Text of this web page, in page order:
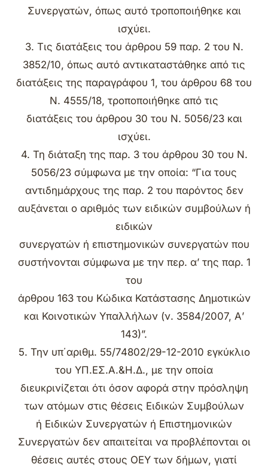
Συνεργατών, όπως αυτό τροποποιήθηκε και
ισχύει.
3. Τις διατάξεις του άρθρου 59 παρ. 2 του Ν.
3852/10, όπως αυτό αντικαταστάθηκε από τις
διατάξεις της παραγράφου 1, του άρθρου 68 του
Ν. 4555/18, τροποποιήθηκε από τις
διατάξεις του άρθρου 30 του Ν. 5056/23 και
ισχύει.
4. Τη διάταξη της παρ. 3 του άρθρου 30 του Ν.
5056/23 σύμφωνα με την οποία: “Για τους
αντιδημάρχους της παρ. 2 του παρόντος δεν
αυξάνεται ο αριθμός των ειδικών συμβούλων ή
ειδικών
συνεργατών ή επιστημονικών συνεργατών που
συστήνονται σύμφωνα με την περ. α’ της παρ. 1
του
άρθρου 163 του Κώδικα Κατάστασης Δημοτικών
και Κοινοτικών Υπαλλήλων (ν. 3584/2007, Α’
143)”.
5. Την υπ΄αριθμ. 55/74802/29-12-2010 εγκύκλιο
του ΥΠ.ΕΣ.Α.&Η.Δ., με την οποία
διευκρινίζεται ότι όσον αφορά στην πρόσληψη
των ατόμων στις θέσεις Ειδικών Συμβούλων
ή Ειδικών Συνεργατών ή Επιστημονικών
Συνεργατών δεν απαιτείται να προβλέπονται οι
θέσεις αυτές στους ΟΕΥ των δήμων, γιατί